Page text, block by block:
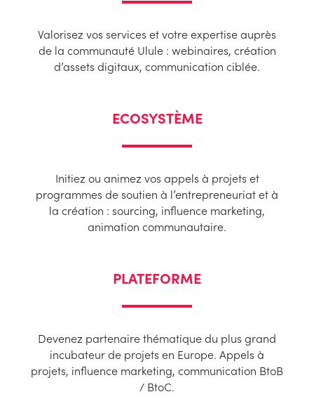
Valorisez vos services et votre expertise auprès
de la communauté Ulule : webinaires, création
d’assets digitaux, communication ciblée.
ECOSYSTÈME
Initiez ou animez vos appels à projets et
programmes de soutien à l’entrepreneuriat et à
la création : sourcing, influence marketing,
animation communautaire.
PLATEFORME
Devenez partenaire thématique du plus grand
incubateur de projets en Europe. Appels à
projets, influence marketing, communication BtoB
/ BtoC.